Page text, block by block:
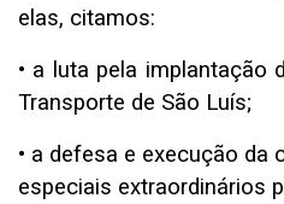
elas, citamos:
• a luta pela implantação
Transporte de São Luís;
• a defesa e execução da
especiais extraordinários